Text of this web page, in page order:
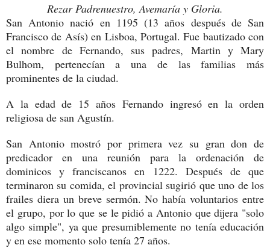
Rezar Padrenuestro, Avemaría y Gloria.
San Antonio nació en 1195 (13 años después de San
Francisco de Asís) en Lisboa, Portugal. Fue bautizado con
el nombre de Fernando, sus padres, Martin y Mary
Bulhom, pertenecían a una de las familias más
prominentes de la ciudad.
A la edad de 15 años Fernando ingresó en la orden
religiosa de san Agustín.
San Antonio mostró por primera vez su gran don de
predicador en una reunión para la ordenación de
dominicos y franciscanos en 1222. Después de que
terminaron su comida, el provincial sugirió que uno de los
frailes diera un breve sermón. No había voluntarios entre
el grupo, por lo que se le pidió a Antonio que dijera "solo
algo simple", ya que presumiblemente no tenía educación
y en ese momento solo tenía 27 años.